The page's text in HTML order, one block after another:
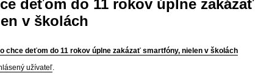
deťom do 11 rokov úplne zakázať
v školách
chce deťom do 11 rokov úplne zakázať smartfóny, nielen v školách
užívateľ.